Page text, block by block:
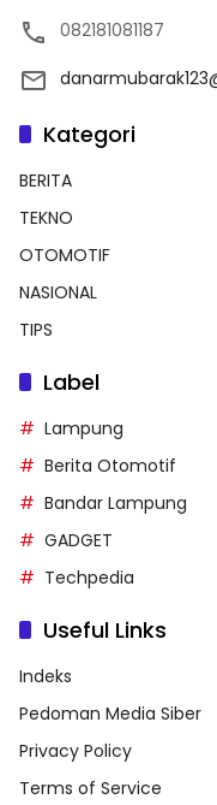
082181081187
Kategori
BERITA
TEKNO
OTOMOTIF
NASIONAL
TIPS
Label
Lampung
Berita Otomotif
Bandar Lampung
GADGET
Techpedia
Useful Links
Indeks
Pedoman Media Siber
Privacy Policy
Terms of Service